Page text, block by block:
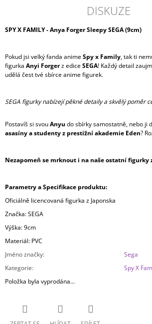
DISKUZE
SPY X FAMILY - Anya Forger Sleepy SEGA (9cm)
Pokud jsi velký fanda animeSpy x Family, tak ti
figurka Anyi Forgerz ediceSEGA! Každý detail
udělá čest tvé sbírce anime figurek.
SEGA figurky nabízejí pěkné detaily a skvělý poměr
Postavíš si svouAnyu do sbírky samostatně, nebo ji
asasíny a studenty z prestižní akademie Eden?
Nezapomeň se mrknout i na naše ostatní figurky
Parametry a Specifikace produktu:
Oficiálně licencovaná figurka z Japonska
Značka: SEGA
Výška: 9cm
Materiál: PVC
Jméno značky:
Sega
Kategorie:
Spy X
Položka byla vyprodána…
Kč